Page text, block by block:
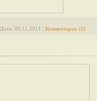
Дата: 09.11.2011 | Комментарии (0)